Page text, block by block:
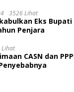
3526 Lihat
Eks
Penjara
Lihat
CASN dan